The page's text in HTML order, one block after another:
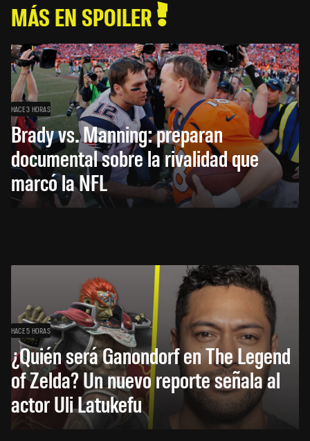
MÁS EN SPOILER
HACE 3 HORAS
Brady vs. Manning: preparan
documental sobre la rivalidad que
marcó la NFL
HACE 5 HORAS
¿Quién será Ganondorf en The Legend
of Zelda? Un nuevo reporte señala al
actor Uli Latukefu